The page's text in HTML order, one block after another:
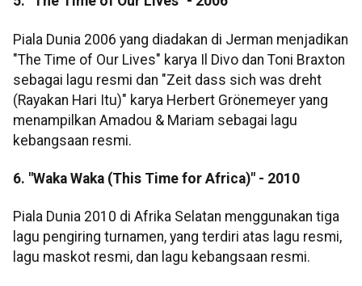
Piala Dunia 2006 yang diadakan di Jerman menjadikan
"The Time of Our Lives" karya Il Divo dan Toni Braxton
sebagai lagu resmi dan "Zeit dass sich was dreht
(Rayakan Hari Itu)" karya Herbert Grönemeyer yang
menampilkan Amadou & Mariam sebagai lagu
kebangsaan resmi.
6. "Waka Waka (This Time for Africa)" - 2010
Piala Dunia 2010 di Afrika Selatan menggunakan tiga
lagu pengiring turnamen, yang terdiri atas lagu resmi,
lagu maskot resmi, dan lagu kebangsaan resmi.